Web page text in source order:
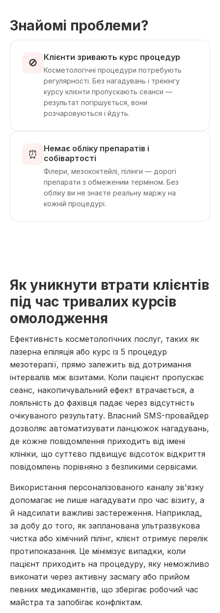
Знайомі проблеми?
🚫 Клієнти зривають курс процедур
Косметологічні процедури потребують
регулярності. Без нагадувань і трекінгу
курсу клієнти пропускають сеанси —
результат погіршується, вони
розчаровуються і йдуть.
⏰
Немає обліку препаратів і
собівартості
Філери, мезококтейлі, пілінги — дорогі
препарати з обмеженим терміном. Без
обліку ви не знаєте реальну маржу на
кожній процедурі.
Як уникнути втрати клієнтів
під час тривалих курсів
омолодження
Ефективність косметологічних послуг, таких як
лазерна епіляція або курс із 5 процедур
мезотерапії, прямо залежить від дотримання
інтервалів між візитами. Коли пацієнт пропускає
сеанс, накопичувальний ефект втрачається, а
лояльність до фахівця падає через відсутність
очікуваного результату. Власний SMS-провайдер
дозволяє автоматизувати ланцюжок нагадувань,
де кожне повідомлення приходить від імені
клініки, що суттєво підвищує відсоток відкриття
повідомлень порівняно з безликими сервісами.
Використання персоналізованого каналу зв'язку
допомагає не лише нагадувати про час візиту, а
й надсилати важливі застереження. Наприклад,
за добу до того, як запланована ультразвукова
чистка або хімічний пілінг, клієнт отримує перелік
протипоказання. Це мінімізує випадки, коли
пацієнт приходить на процедуру, яку неможливо
виконати через активну засмагу або прийом
певних медикаментів, що зберігає робочий час
майстра та запобігає конфліктам.